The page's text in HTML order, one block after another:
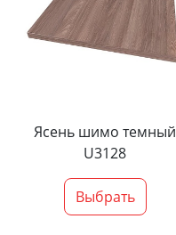
Ясень шимо темный
U3128
Выбрать